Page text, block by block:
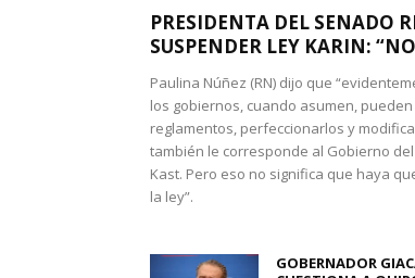
PRESIDENTA DEL SENADO
SUSPENDER LEY KARIN:
Paulina Núñez (RN) dijo que
los gobiernos, cuando asumen,
reglamentos, perfeccionarlos y
también le corresponde al Gobierno
Kast. Pero eso no significa que haya
la ley”.
GOBERNADOR